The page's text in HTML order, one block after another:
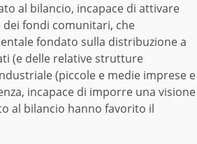
al bilancio, incapace di attivare
fondi comunitari, che
fondato sulla distribuzione a
(e delle relative strutture
(piccole e medie imprese e
incapace di imporre una visione
al bilancio hanno favorito il